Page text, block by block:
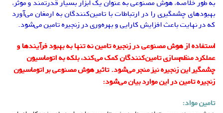
به طور خلاصه، هوش مصنوعی به عنوان یک ابزار بسیار قدرتمند و موثر،
بهبودهای چشمگیری را در ارتباطات با تامین‌کنندگان به ارمغان می‌آورد
که در نهایت باعث افزایش کارایی و بهره‌وری در زنجیره تامین می‌شود.
استفاده از هوش مصنوعی در زنجیره تامین نه تنها به بهبود فرآیندها و
عملکرد منظم‌سازی تامین‌کنندگان کمک می‌کند، بلکه به اتوماسیون
چشمگیر این زنجیره نیز منجر می‌شود. تاثیر هوش مصنوعی بر اتوماسیون
زنجیره تامین در این موارد بیان می‌شود:
تامین مواد: